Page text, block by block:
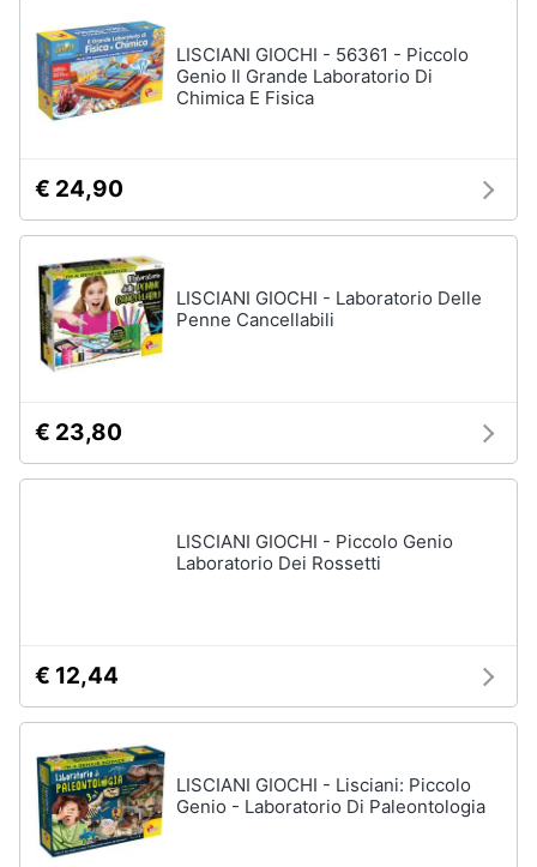
LISCIANI GIOCHI - 56361 - Piccolo
Genio Il Grande Laboratorio Di
Chimica E Fisica
€ 24,90
LISCIANI GIOCHI - Laboratorio Delle
Penne Cancellabili
€ 23,80
LISCIANI GIOCHI - Piccolo Genio
Laboratorio Dei Rossetti
€ 12,44
LISCIANI GIOCHI - Lisciani: Piccolo
Genio - Laboratorio Di Paleontologia